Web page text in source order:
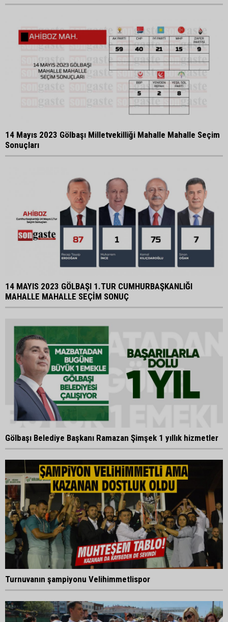
14 Mayıs 2023 Gölbaşı Milletvekilliği Mahalle Mahalle Seçim
Sonuçları
14 MAYIS 2023 GÖLBAŞI 1.TUR CUMHURBAŞKANLIĞI
MAHALLE MAHALLE SEÇİM SONUÇ
Gölbaşı Belediye Başkanı Ramazan Şimşek 1 yıllık hizmetler
Turnuvanın şampiyonu Velihimmetlispor